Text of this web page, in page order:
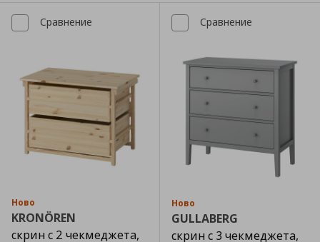
Сравнение
Ново
KRONÖREN
скрин с 2 чекмеджета,
Сравнение
Ново
GULLABERG
скрин с 3 чекмеджета,